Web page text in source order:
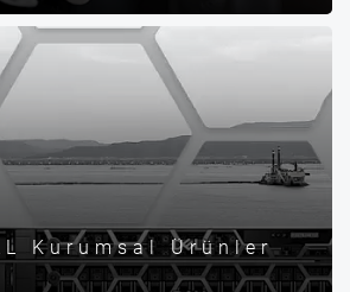
Kurumsal Ürünler